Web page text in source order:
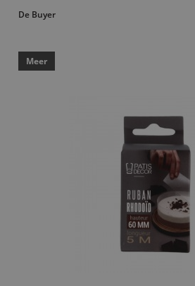
De Buyer
Meer